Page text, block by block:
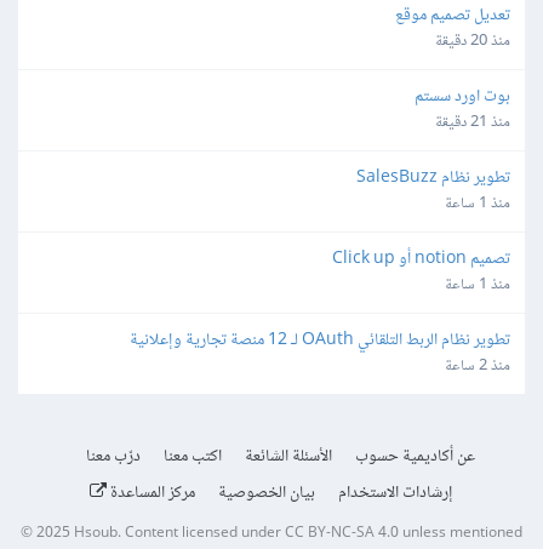
تعديل تصميم موقع
منذ 20 دقيقة
بوت اورد سستم
منذ 21 دقيقة
تطوير نظام SalesBuzz
منذ 1 ساعة
تصميم notion أو Click up
منذ 1 ساعة
تطوير نظام الربط التلقائي OAuth لـ 12 منصة تجارية وإعلانية
منذ 2 ساعة
عن أكاديمية حسوب الأسئلة الشائعة اكتب معنا
درّب معنا
إرشادات الاستخدام
بيان الخصوصية مركز المساعدة
© 2025 Hsoub.Content licensed underCC BY-NC-SA 4.0unless mentioned